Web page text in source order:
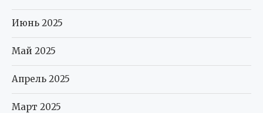
Июнь 2025
Май 2025
Апрель 2025
Март 2025